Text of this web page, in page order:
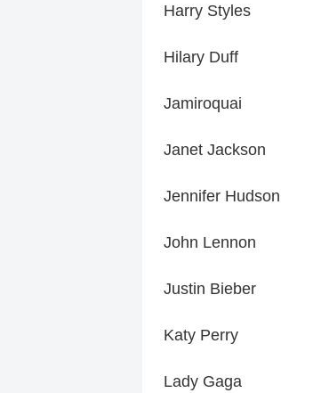
Harry Styles
Hilary Duff
Jamiroquai
Janet Jackson
Jennifer Hudson
John Lennon
Justin Bieber
Katy Perry
Lady Gaga